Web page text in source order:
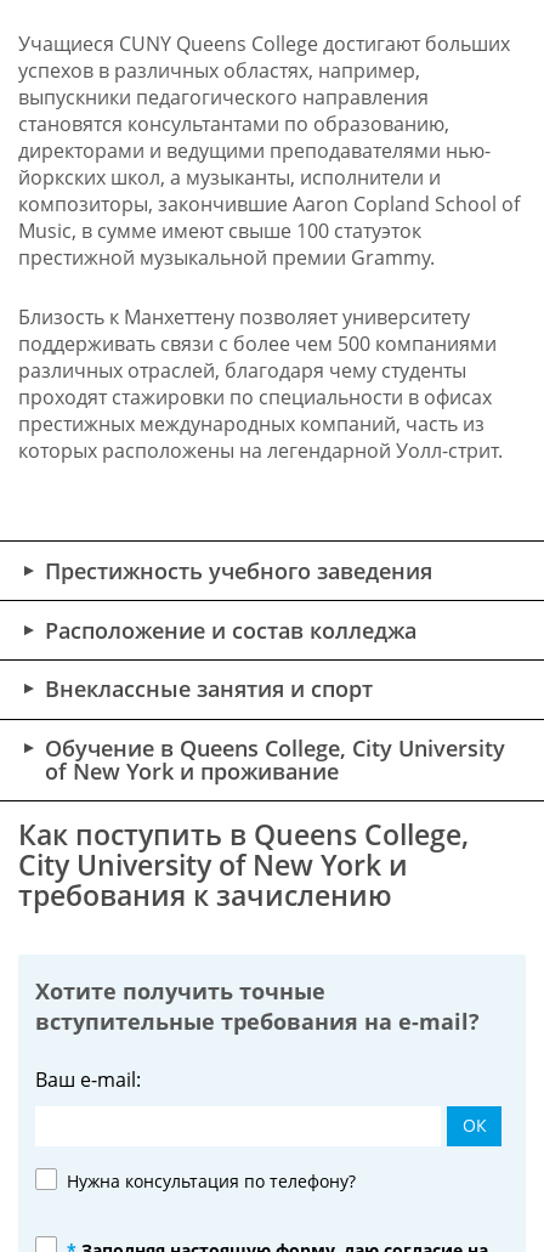
Учащиеся CUNY Queens College достигают больших
успехов в различных областях, например,
выпускники педагогического направления
становятся консультантами по образованию,
директорами и ведущими преподавателями нью-
йоркских школ, а музыканты, исполнители и
композиторы, закончившие Aaron Copland School of
Music, в сумме имеют свыше 100 статуэток
престижной музыкальной премии Grammy.
Близость к Манхеттену позволяет университету
поддерживать связи с более чем 500 компаниями
различных отраслей, благодаря чему студенты
проходят стажировки по специальности в офисах
престижных международных компаний, часть из
которых расположены на легендарной Уолл-стрит.
Престижность учебного заведения
Расположение и состав колледжа
Внеклассные занятия и спорт
Обучение в Queens College, City University
of New York и проживание
Как поступить в Queens College,
City University of New York и
требования к зачислению
Хотите получить точные
вступительные требования наe-mail?
Ваш e-mail:
ОК
Нужна консультация по телефону?